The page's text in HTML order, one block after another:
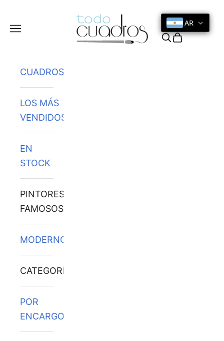
Menú
AR
Buscar
Cesta
CUADROS
LOS MÁS
VENDIDOS
EN
STOCK
PINTORES
FAMOSOS
MODERNOS
CATEGORÍAS
POR
ENCARGO